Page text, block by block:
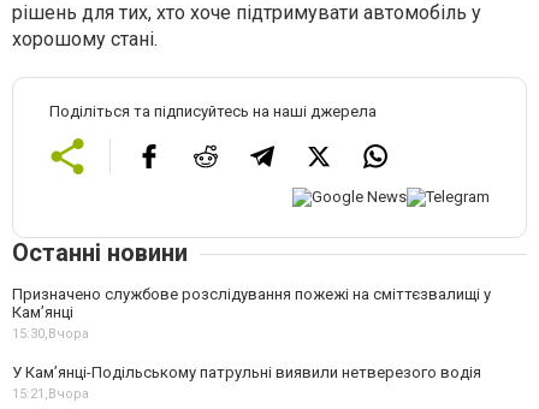
рішень для тих, хто хоче підтримувати автомобіль у
хорошому стані.
Поділіться та підписуйтесь на наші джерела
Останні новини
Призначено службове розслідування пожежі на сміттєзвалищі у
Кам’янці
15:30,Вчора
У Кам’янці-Подільському патрульні виявили нетверезого водія
15:21,Вчора